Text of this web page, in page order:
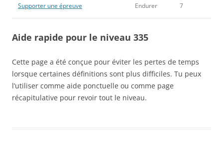
Supporter une épreuve Endurer 7
Aide rapide pour le niveau 335
Cette page a été conçue pour éviter les pertes de temps
lorsque certaines définitions sont plus difficiles. Tu peux
l’utiliser comme aide ponctuelle ou comme page
récapitulative pour revoir tout le niveau.